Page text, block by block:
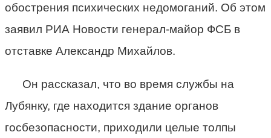
обострения психических недомоганий. Об этом
заявил РИА Новости генерал-майор ФСБ в
отставке Александр Михайлов.
Он рассказал, что во время службы на
Лубянку, где находится здание органов
госбезопасности, приходили целые толпы